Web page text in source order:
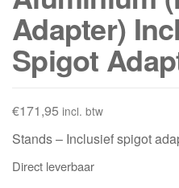
Adapter)
Spigot
€171,95 incl. btw
Stands – Inclusief spigot
Direct leverbaar